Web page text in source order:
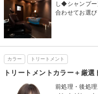
し◆シャンプ
合わせてお選
カラー トリートメント
トリートメントカラー＋厳
前処理・後処